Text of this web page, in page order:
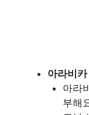
아라비
아라
부해